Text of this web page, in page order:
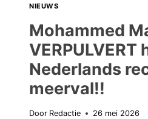
NIEUWS
Mohammed
VERPULVERT
Nederlands
meerval!!
Door Redactie 26 mei 2026